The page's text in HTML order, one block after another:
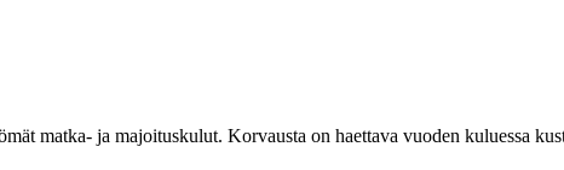
matka- ja majoituskulut. Korvausta on haettava vuoden kuluessa